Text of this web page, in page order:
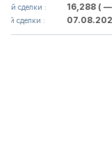
16,288 ( — 0.0 )
07.08.2026